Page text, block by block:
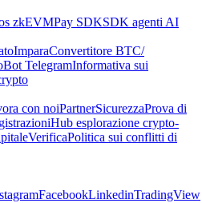
zkEVMPay SDKSDK agenti AI
ImparaConvertitore BTC/
Bot TelegramInformativa sui
con noiPartnerSicurezzaProva di
Hub esplorazione crypto-
VerificaPolitica sui conflitti di
FacebookLinkedinTradingView